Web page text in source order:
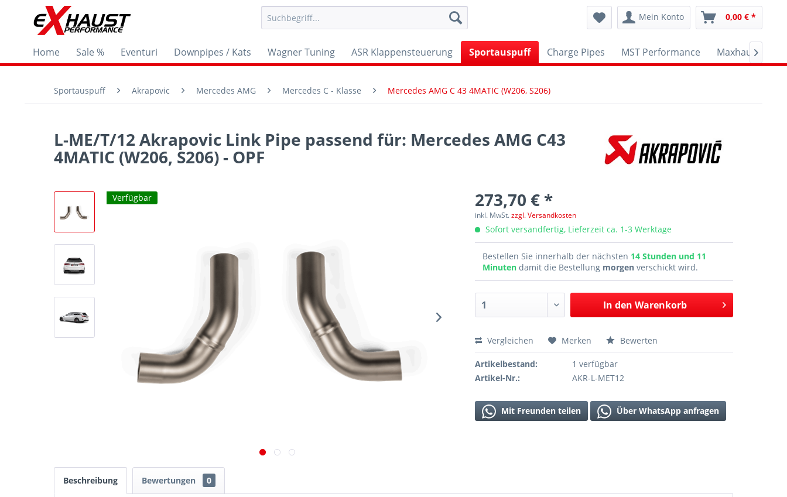
Mein Konto 0,00 € *
Home Sale % Eventuri Downpipes / Kats Wagner Tuning ASR Klappensteuerung Sportauspuff Charge Pipes MST Performance Maxhaust

Sportauspuff Akrapovic Mercedes AMG Mercedes C - Klasse Mercedes AMG C 43 4MATIC (W206, S206)
L-ME/T/12 Akrapovic Link Pipe passend für: Mercedes AMG C43
4MATIC (W206, S206) - OPF
Verfügbar 273,70 € *
inkl. MwSt.zzgl. Versandkosten
Sofort versandfertig, Lieferzeit ca. 1-3 Werktage
Bestellen Sie innerhalb der nächsten 14 Stunden und 11
Minutendamit die Bestellung morgen verschickt wird.
In den Warenkorb
Vergleichen Merken Bewerten
Artikelbestand:
1 verfügbar
Artikel-Nr.:
AKR-L-MET12
Mit Freunden teilen Über WhatsApp anfragen
Beschreibung Bewertungen 0